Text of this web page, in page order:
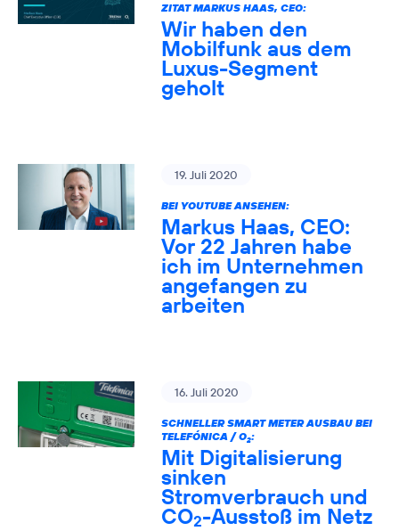
ZITAT MARKUS HAAS, CEO:
Wir haben den
Mobilfunk aus dem
Luxus-Segment
geholt
19. Juli 2020
BEI YOUTUBE ANSEHEN:
Markus Haas, CEO:
Vor 22 Jahren habe
ich im Unternehmen
angefangen zu
arbeiten
16. Juli 2020
SCHNELLER SMART METER AUSBAU BEI
TELEFÓNICA / O2:
Mit Digitalisierung
sinken
Stromverbrauch und
CO2-Ausstoß im Netz